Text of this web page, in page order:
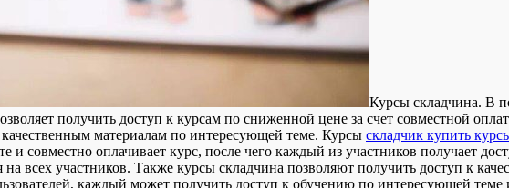
Курсы склaдчинa. В
получить доступ к курсам по сниженной цене за счет совместной
материалам по интересующей теме. Курсы складчик купить
и совместно оплачивает курс, после чего каждый из участников получает
на всех участников. Также курсы складчина позволяют получить доступ к
каждый может получить доступ к обучению по интересующей